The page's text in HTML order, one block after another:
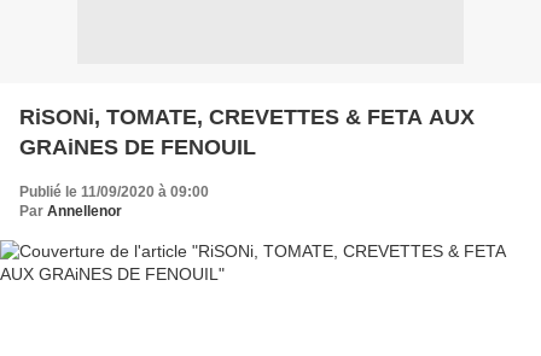
RiSONi, TOMATE, CREVETTES & FETA AUX
GRAiNES DE FENOUIL
Publié le 11/09/2020 à 09:00
Par Annellenor